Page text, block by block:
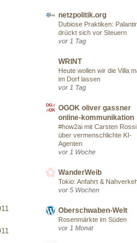
netzpolitik.org
Dubiose Praktiken: Palantir
drückt sich vor Steuern
vor 1 Tag
WRINT
Heute wollen wir die Villa
im Dorf lassen
vor 1 Tag
OGOK oliver gassner
online-kommunikation
#how2ai mit Carsten Rossi
über vermenschlichte KI-
Agenten
vor 1 Woche
WanderWeib
Tokio: Anfahrt &
vor 5 Wochen
Oberschwaben-Welt
Rosenmärkte im Süden
vor 1 Monat